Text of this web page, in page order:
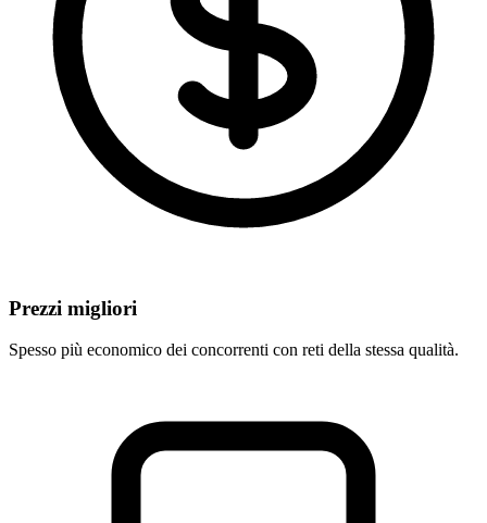
Prezzi migliori
Spesso più economico dei concorrenti con reti della stessa qualità.